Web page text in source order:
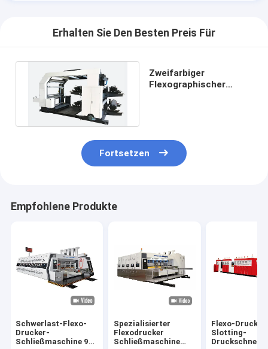
Erhalten Sie Den Besten Preis Für
Zweifarbiger
Flexographischer
Fortsetzen
Empfohlene Produkte
Schwerlast-Flexo-
Drucker-
Schließmaschine 95
Spezialisierter
Flexodrucker
Schließmaschine
Flexo-Druck-
Slotting-